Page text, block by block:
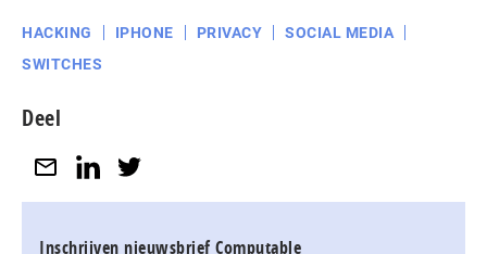
HACKING IPHONE PRIVACY
SOCIAL MEDIA
SWITCHES
Deel
Inschrijven nieuwsbrief Computable